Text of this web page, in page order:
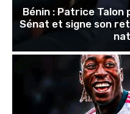
Bénin : Patrice Talon
Sénat et signe son